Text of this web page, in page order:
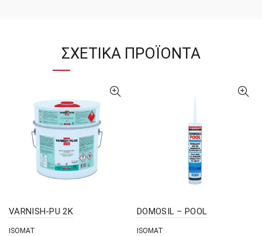
ΣΧΕΤΙΚΆ ΠΡΟΪΌΝΤΑ
VARNISH-PU 2K
ISOMAT
DOMOSIL – POOL
ISOMAT